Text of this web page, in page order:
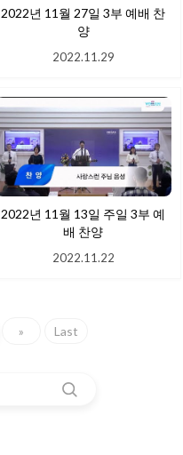
2022년 11월 27일 3부 예배 찬
양
2022.11.29
2022년 11월 13일 주일 3부 예
배 찬양
2022.11.22
» Last